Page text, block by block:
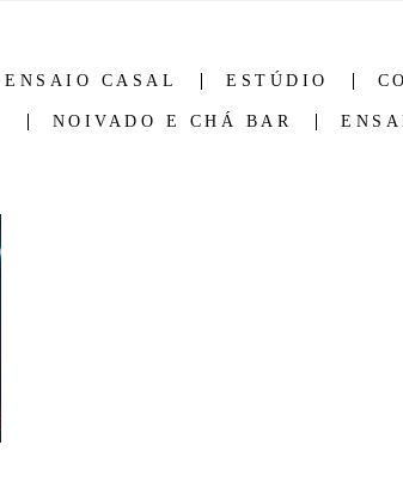
ENSAIO CASAL ESTÚDIO
NOIVADO E CHÁ BAR